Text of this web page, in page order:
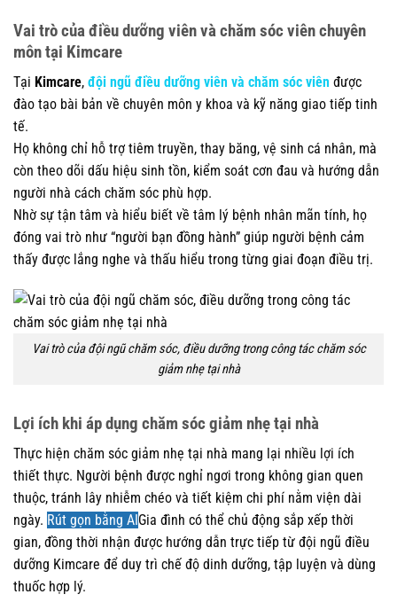
Vai trò của điều dưỡng viên và chăm sóc viên chuyên
môn tại Kimcare
Tại Kimcare, đội ngũ điều dưỡng viên và chăm sóc viên được
đào tạo bài bản về chuyên môn y khoa và kỹ năng giao tiếp tinh
tế.
Họ không chỉ hỗ trợ tiêm truyền, thay băng, vệ sinh cá nhân, mà
còn theo dõi dấu hiệu sinh tồn, kiểm soát cơn đau và hướng dẫn
người nhà cách chăm sóc phù hợp.
Nhờ sự tận tâm và hiểu biết về tâm lý bệnh nhân mãn tính, họ
đóng vai trò như “người bạn đồng hành” giúp người bệnh cảm
thấy được lắng nghe và thấu hiểu trong từng giai đoạn điều trị.
Vai trò của đội ngũ chăm sóc, điều dưỡng trong công tác chăm sóc
giảm nhẹ tại nhà
Lợi ích khi áp dụng chăm sóc giảm nhẹ tại nhà
Thực hiện chăm sóc giảm nhẹ tại nhà mang lại nhiều lợi ích
thiết thực. Người bệnh được nghỉ ngơi trong không gian quen
thuộc, tránh lây nhiễm chéo và tiết kiệm chi phí nằm viện dài
ngày. Rút gọn bằng AIGia đình có thể chủ động sắp xếp thời
gian, đồng thời nhận được hướng dẫn trực tiếp từ đội ngũ điều
dưỡng Kimcare để duy trì chế độ dinh dưỡng, tập luyện và dùng
thuốc hợp lý.